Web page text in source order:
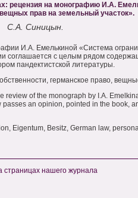
рецензия на монографию И.А.
вещных прав на земельный участок».
С.А. Синицын.
И.А. Емелькиной «Система
соглашается с целым рядом
пандектистской литературы.
германское право,
review of the monograph by I.A.
an opinion, pointed in the book,
Eigentum, Besitz, German law,
страницах нашего журнала